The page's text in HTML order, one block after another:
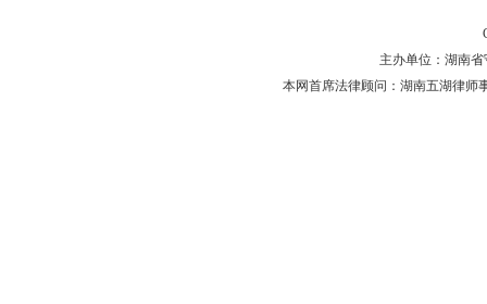
主办单位：湖南省
本网首席法律顾问：湖南五湖律师